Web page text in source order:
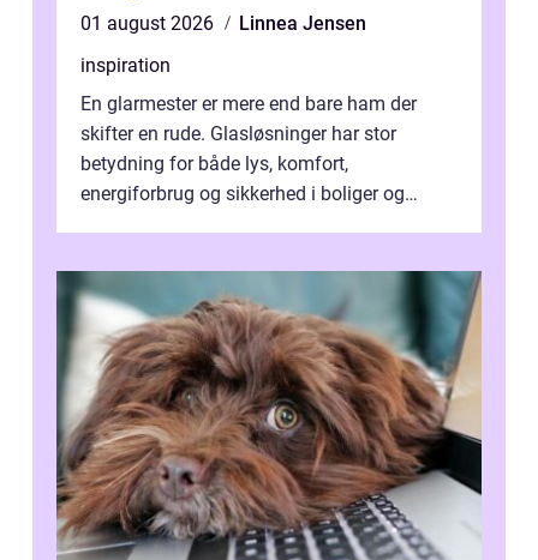
01 august 2026
Linnea Jensen
inspiration
En glarmester er mere end bare ham der
skifter en rude. Glasløsninger har stor
betydning for både lys, komfort,
energiforbrug og sikkerhed i boliger og